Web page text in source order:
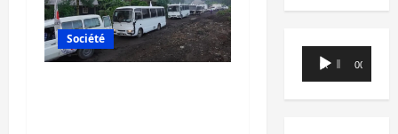
Société
Lecteur
audio
00:00 00:00